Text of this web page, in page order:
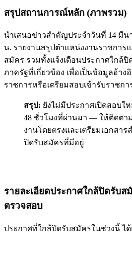
สรุปสถานการณ์หลัก (ภาพรวม)
นำเสนอข่าวสำคัญประจำวันที่ 14 มีนา
น. รายงานสรุปตำแหน่งงานราชการ
สมัคร รวมทั้งแจ้งเตือนประกาศใกล้
ภาครัฐที่เกี่ยวข้อง เพื่อเป็นข้อมูลอ้าง
ราชการหรือเตรียมสอบเข้ารับราชกา
สรุป: ยังไม่มีประกาศเปิดสอบใ
48 ชั่วโมงที่ผ่านมา — ให้ติดตา
งานโดยตรงและเตรียมเอกสา
ปิดรับสมัครที่มีอยู่
รายละเอียดประกาศใกล้ปิดรับ
ตรวจสอบ
ประกาศที่ใกล้ปิดรับสมัครในช่วงนี้ ได้